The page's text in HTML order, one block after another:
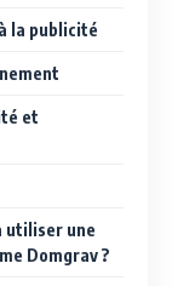
la publicité
et
utiliser une
Domgrav ?